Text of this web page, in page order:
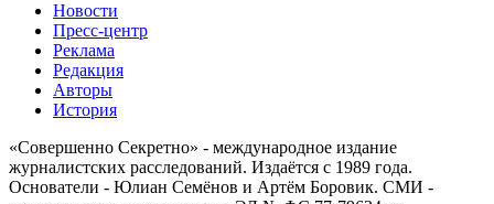
Новости
Пресс-центр
Реклама
Редакция
Авторы
История
«Совершенно Секретно» - международное издание
журналистских расследований. Издаётся с 1989 года.
Основатели - Юлиан Семёнов и Артём Боровик. CМИ -